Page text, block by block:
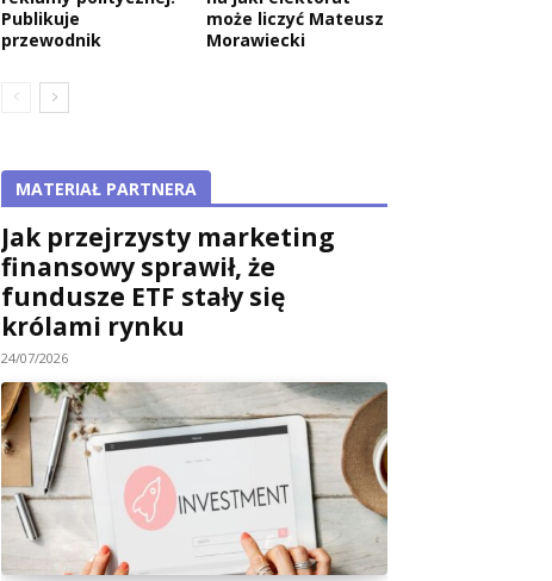
Publikuje
przewodnik
może liczyć Mateusz
Morawiecki
MATERIAŁ PARTNERA
Jak przejrzysty marketing
finansowy sprawił, że
fundusze ETF stały się
królami rynku
24/07/2026